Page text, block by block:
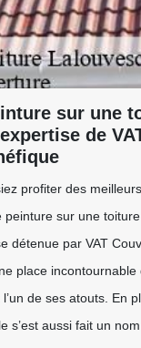
sur une
de
profiter des
peinture sur une
détenue par VAT
place incontournable
l’un de ses atouts. En
s’est aussi fait un